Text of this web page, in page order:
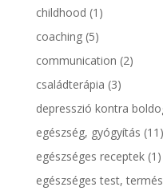
childhood (1)
coaching(5)
communication (2)
családterápia (3)
depresszió kontra
egészség, gyógyítás (11)
egészséges receptek(1)
egészséges test,